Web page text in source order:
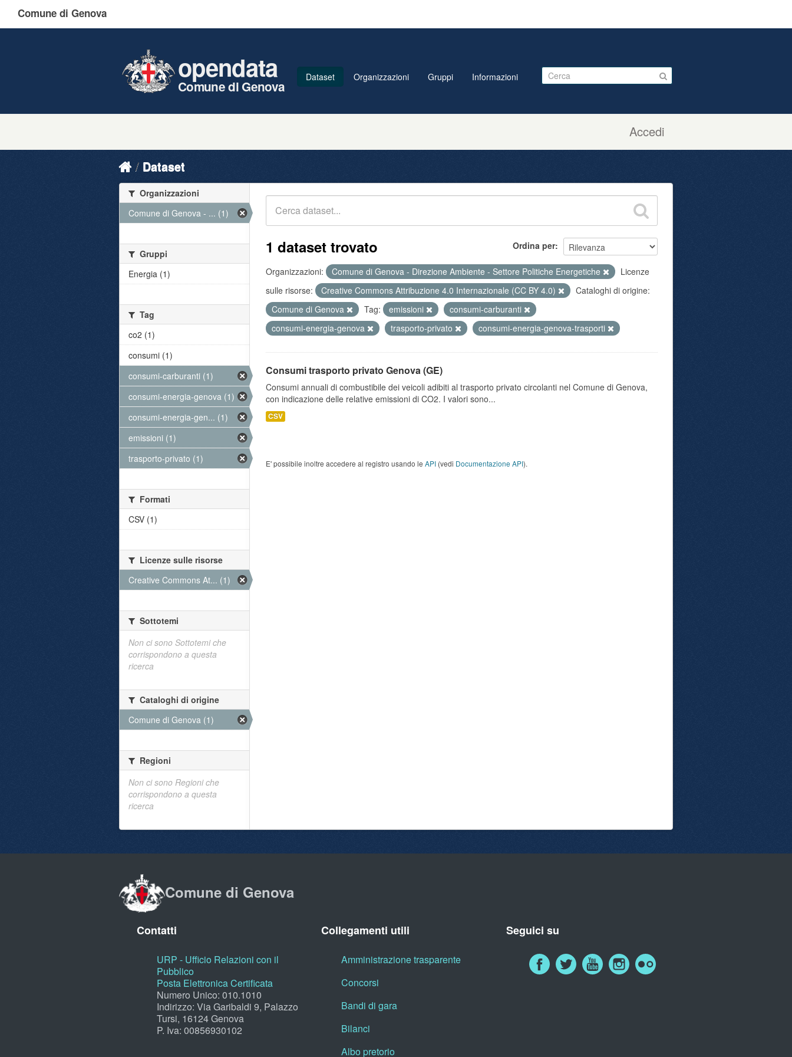
Comune di Genova
Accedi
opendata
Comune di Genova
Dataset Organizzazioni Gruppi Informazioni
Dataset
Ordina per
1 dataset trovato
Organizzazioni: Comune di Genova - Direzione Ambiente - Settore Politiche Energetiche
Licenze
sulle risorse:
Creative Commons Attribuzione 4.0 Internazionale (CC BY 4.0)
Cataloghi di origine:
Comune di Genova
Tag: emissioni
consumi-carburanti
consumi-energia-genova
trasporto-privato consumi-energia-genova-trasporti
Consumi trasporto privato Genova (GE)
Consumi annuali di combustibile dei veicoli adibiti al trasporto privato circolanti nel Comune di Genova,
con indicazione delle relative emissioni di CO2. I valori sono...
CSV
E' possibile inoltre accedere al registro usando le API (vedi Documentazione API).
Organizzazioni
Comune di Genova - ... (1)
Gruppi
Energia (1)
Tag
co2 (1)
consumi (1)
consumi-carburanti (1)
consumi-energia-genova (1)
consumi-energia-gen... (1)
emissioni (1)
trasporto-privato (1)
Formati
CSV (1)
Licenze sulle risorse
Creative Commons At... (1)
Sottotemi
Non ci sono Sottotemi che
corrispondono a questa
ricerca
Cataloghi di origine
Comune di Genova (1)
Regioni
Non ci sono Regioni che
corrispondono a questa
ricerca
Comune di Genova
Contatti
URP - Ufficio Relazioni con il
Pubblico
Posta Elettronica Certificata
Numero Unico: 010.1010
Indirizzo: Via Garibaldi 9, Palazzo
Tursi, 16124 Genova
P. Iva: 00856930102
Collegamenti utili
Amministrazione trasparente
Concorsi
Bandi di gara
Bilanci
Albo pretorio
Seguici su